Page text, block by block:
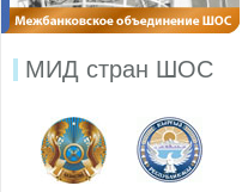
МИД стран ШОС